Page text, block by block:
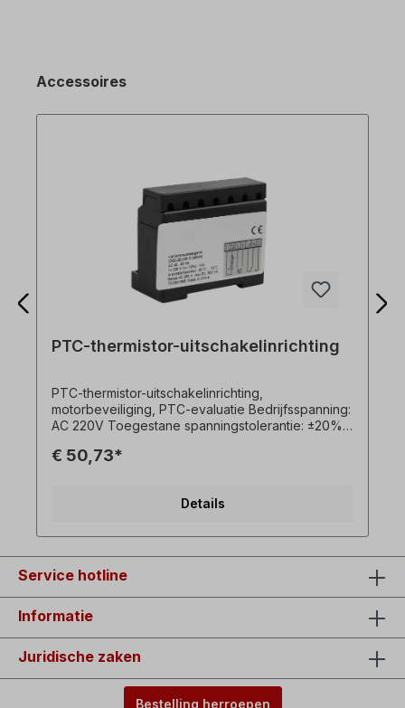
Accessoires
PTC-thermistor-uitschakelinrichting
PTC-thermistor-uitschakelinrichting,
motorbeveiliging, PTC-evaluatie Bedrijfsspanning:
AC 220V Toegestane spanningstolerantie: ±20%
<0,8VA Toegestane omgevingstemperatuur: -30
weerstand: 1500～1800Ω Gewicht: 0,2 kg
€ 50,73*
Details
Service hotline
Informatie
Juridische zaken
Bestelling herroepen